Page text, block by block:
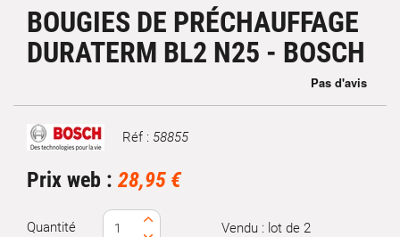
BOUGIES DE PRÉCHAUFFAGE
DURATERM BL2 N25 - BOSCH
Marque Réf : 58855
Prix web : 28,95 €
Quantité Vendu : lot de 2